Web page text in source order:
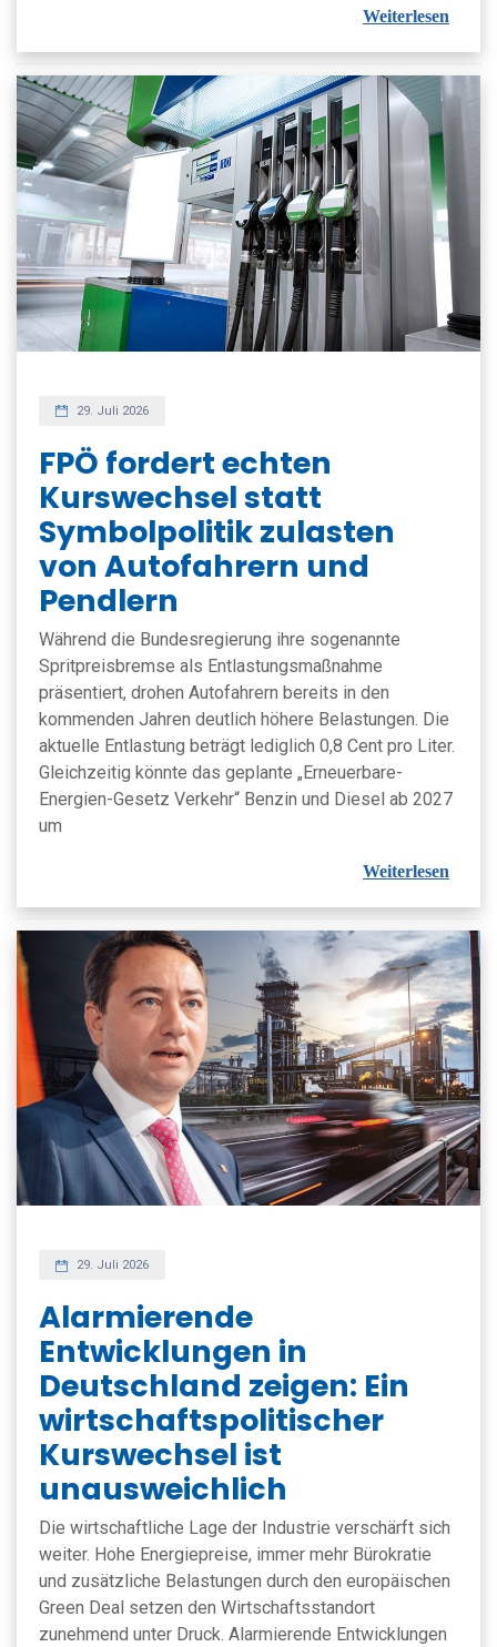
Weiterlesen
29. Juli 2026
FPÖ fordert echten
Kurswechsel statt
Symbolpolitik zulasten
von Autofahrern und
Pendlern
Während die Bundesregierung ihre sogenannte
Spritpreisbremse als Entlastungsmaßnahme
präsentiert, drohen Autofahrern bereits in den
kommenden Jahren deutlich höhere Belastungen. Die
aktuelle Entlastung beträgt lediglich 0,8 Cent pro Liter.
Gleichzeitig könnte das geplante „Erneuerbare-
Energien-Gesetz Verkehr“ Benzin und Diesel ab 2027
um
Weiterlesen
29. Juli 2026
Alarmierende
Entwicklungen in
Deutschland zeigen: Ein
wirtschaftspolitischer
Kurswechsel ist
unausweichlich
Die wirtschaftliche Lage der Industrie verschärft sich
weiter. Hohe Energiepreise, immer mehr Bürokratie
und zusätzliche Belastungen durch den europäischen
Green Deal setzen den Wirtschaftsstandort
zunehmend unter Druck. Alarmierende Entwicklungen